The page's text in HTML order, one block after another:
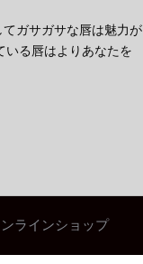
ガサガサな唇は魅力が
いる唇はよりあなたを
ラインショップ